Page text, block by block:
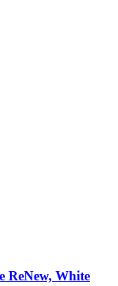
ReNew, White